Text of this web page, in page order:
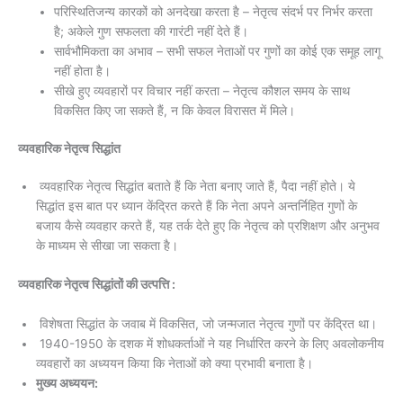
परिस्थितिजन्य कारकों को अनदेखा करता है – नेतृत्व संदर्भ पर निर्भर करता
है; अकेले गुण सफलता की गारंटी नहीं देते हैं।
सार्वभौमिकता का अभाव – सभी सफल नेताओं पर गुणों का कोई एक समूह लागू
नहीं होता है।
सीखे हुए व्यवहारों पर विचार नहीं करता – नेतृत्व कौशल समय के साथ
विकसित किए जा सकते हैं, न कि केवल विरासत में मिले।
व्यवहारिक नेतृत्व सिद्धांत
व्यवहारिक नेतृत्व सिद्धांत बताते हैं कि नेता बनाए जाते हैं, पैदा नहीं होते। ये
सिद्धांत इस बात पर ध्यान केंद्रित करते हैं कि नेता अपने अन्तर्निहित गुणों के
बजाय कैसे व्यवहार करते हैं, यह तर्क देते हुए कि नेतृत्व को प्रशिक्षण और अनुभव
के माध्यम से सीखा जा सकता है।
व्यवहारिक नेतृत्व सिद्धांतों की उत्पत्ति :
विशेषता सिद्धांत के जवाब में विकसित, जो जन्मजात नेतृत्व गुणों पर केंद्रित था।
1940-1950 के दशक में शोधकर्ताओं ने यह निर्धारित करने के लिए अवलोकनीय
व्यवहारों का अध्ययन किया कि नेताओं को क्या प्रभावी बनाता है।
मुख्य अध्ययन: